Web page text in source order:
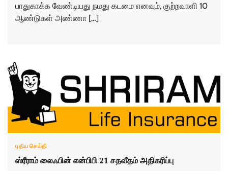
பாதுகாக்க வேண்டியது நமது கடமை எனவும், குற்றவாளி 10
ஆண்டுகள் அண்ணா […]
புதிய செய்தி
ஸ்ரீராம் லைஃபின் என்பிபி 21 சதவீதம் அதிகரிப்பு